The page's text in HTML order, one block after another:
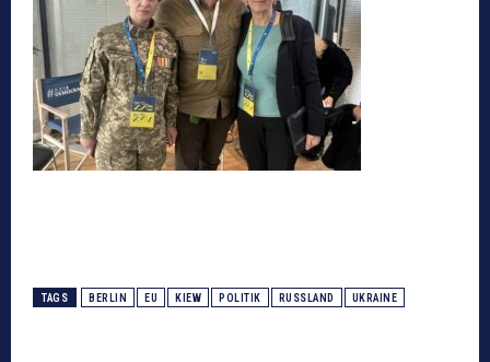
TAGS BERLIN EU KIEW POLITIK RUSSLAND UKRAINE